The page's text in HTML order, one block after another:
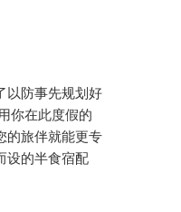
以防事先规划好
你在此度假的
的旅伴就能更专
设的半食宿配